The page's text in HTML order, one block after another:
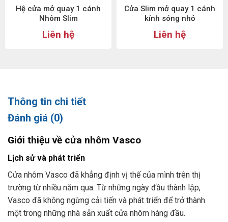
Hệ cửa mở quay 1 cánh
Nhôm Slim
Liên hệ
Cửa Slim mở quay 1 cánh
kính sóng nhỏ
Liên hệ
Thông tin chi tiết
Đánh giá (0)
Giới thiệu về cửa nhôm Vasco
Lịch sử và phát triển
Cửa nhôm Vasco đã khẳng định vị thế của mình trên thị
trường từ nhiều năm qua. Từ những ngày đầu thành lập,
Vasco đã không ngừng cải tiến và phát triển để trở thành
một trong những nhà sản xuất cửa nhôm hàng đầu.